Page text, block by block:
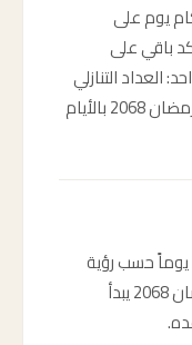
يوم على
باقي على
التنازلي
في أعلى الصفحة يُظهر كم باقي على رمضان 2068 بالأيام
شهر رمضان المبارك إما 29 يوماً أو 30 يوماً حسب رؤية
الهلال. في الغالب يكون 30 يوماً. رمضان 2068 يبدأ